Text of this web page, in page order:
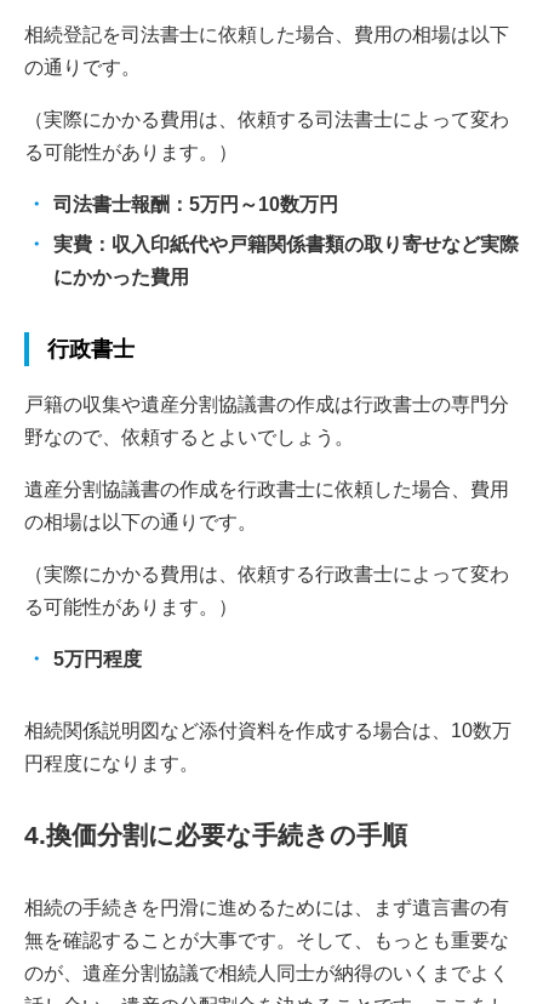
相続登記を司法書士に依頼した場合、費用の相場は以下
の通りです。
（実際にかかる費用は、依頼する司法書士によって変わ
る可能性があります。）
司法書士報酬：5万円～10数万円
実費：収入印紙代や戸籍関係書類の取り寄せなど実際
にかかった費用
行政書士
戸籍の収集や遺産分割協議書の作成は行政書士の専門分
野なので、依頼するとよいでしょう。
遺産分割協議書の作成を行政書士に依頼した場合、費用
の相場は以下の通りです。
（実際にかかる費用は、依頼する行政書士によって変わ
る可能性があります。）
5万円程度
相続関係説明図など添付資料を作成する場合は、10数万
円程度になります。
4.換価分割に必要な手続きの手順
相続の手続きを円滑に進めるためには、まず遺言書の有
無を確認することが大事です。そして、もっとも重要な
のが、遺産分割協議で相続人同士が納得のいくまでよく